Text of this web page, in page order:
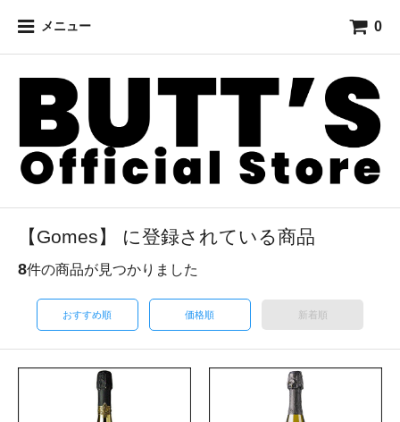
メニュー 0
【Gomes】 に登録されている商品
8件の商品が見つかりました
おすすめ順 価格順 新着順